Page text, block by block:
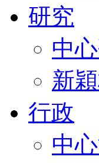
研究
中
新
行政
中